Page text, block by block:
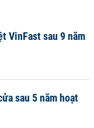
VinFast sau 9 năm
sau 5 năm hoạt